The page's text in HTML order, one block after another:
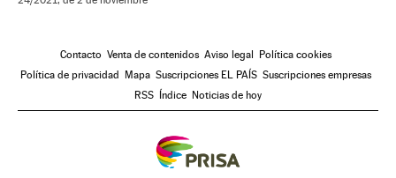
Contacto Venta de contenidos Aviso legal Política cookies
Política de privacidad Mapa Suscripciones EL PAÍS Suscripciones empresas
RSS Índice Noticias de hoy